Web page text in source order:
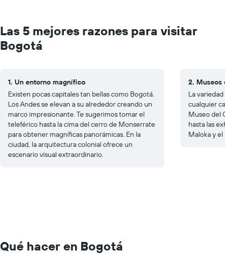
Las 5 mejores razones para visitar
Bogotá
1. Un entorno magnífico
Existen pocas capitales tan bellas como Bogotá.
Los Andes se elevan a su alrededor creando un
marco impresionante. Te sugerimos tomar el
teleférico hasta la cima del cerro de Monserrate
para obtener magníficas panorámicas. En la
ciudad, la arquitectura colonial ofrece un
escenario visual extraordinario.
2.
La
cualquier
Museo del
hasta las
Maloka y
Qué hacer en Bogotá